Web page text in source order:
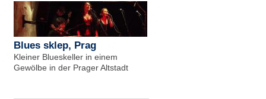
Blues sklep, Prag
Kleiner Blueskeller in einem
Gewölbe in der Prager Altstadt